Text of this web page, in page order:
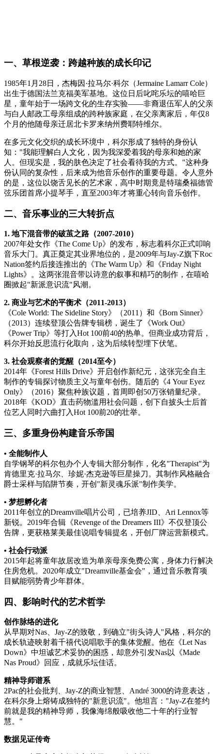
一、草根逆袭：跨越种族的成长印记
1985年1月28日，杰梅因·拉马尔·科尔（Jermaine Lamarr Cole）
出生于德国法兰克福美军基地。这位日后叱咤乐坛的嘻哈巨
星，童年始于一场跨文化的生存实验——非裔退伍军人的父亲
与白人邮政工母亲组成的跨种族家庭，在父亲离家后，年仅8
个月的他随母亲迁居北卡罗来纳州费耶特维尔。
在多元文化交织的成长环境中，科尔形成了独特的身份认
知："我能理解白人文化，因为我深爱着我的母亲和她的家
人。但现实是，我的肤色决定了社会看待我的方式。"这种身
份认同的复杂性，后来成为他音乐创作的重要母题。令人意外
的是，这位以饶舌见长的艺术家，高中时期竟是特瑞桑福德管
弦乐团首席小提琴手，直至2003年才将重心转向音乐创作。
二、音乐事业的三大转折点
1. 地下混音带的破茧之路（2007-2010）
2007年处女作《The Come Up》的发布，标志着科尔正式叩响
音乐大门。真正奠定其业界地位的，是2009年与Jay-Z旗下Roc
Nation签约后接连推出的《The Warm Up》和《Friday Night
Lights》。这两张混音带以诗意的叙事和精巧的制作，在嘻哈
圈掀起"新派意识流"风潮。
2. 商业与艺术的平衡术（2011-2013）
《Cole World: The Sideline Story》（2011）和《Born Sinner》
（2013）连续登顶公告牌专辑榜，诞生了《Work Out》
《Power Trip》等打入Hot 100前40的热单。但商业成功背后，
科尔开始反思流行化取向，这为后续转型埋下伏笔。
3. 社会观察者的觉醒（2014至今）
2014年《Forest Hills Drive》开启创作新纪元，这张完全自主
制作的专辑探讨物质主义与童年创伤。随后的《4 Your Eyez
Only》（2016）聚焦种族议题，首周即创50万张销量纪录。
2018年《KOD》直击药物滥用社会问题，创下自披头士后首
位艺人同时六曲打入Hot 100前20的壮举。
三、多重身份构建音乐帝国
• 全能制作人
自学钢琴的科尔包办个人专辑大部分制作，化名"Therapist"为
肯德里克·拉马尔、珍妮·杰克逊等巨星操刀。其制作风格融合
爵士采样与陷阱节奏，开创"新灵魂乐派"制作美学。
• 梦想孵化者
2011年创立的Dreamville唱片公司，已培养JID、Ari Lennox等
新锐。2019年合辑《Revenge of the Dreamers III》不仅登顶公
告牌，更获格莱美最佳说唱专辑提名，开创厂牌运营新模式。
• 社会行动派
2015年起将童年故居改造为单亲母亲免费公寓，身体力行解决
住房危机。2020年成立"Dreamville基金会"，通过音乐教育项
目赋能弱势青少年群体。
四、影响时代的艺术哲学
创作脉络的进化
从早期对Nas、Jay-Z的致敬，到确立"街头诗人"风格，科尔的
成长轨迹映射着千禧代说唱歌手的集体觉醒。他在《Let Nas
Down》中坦诚艺术妥协的困惑，却意外引发Nas以《Made
Nas Proud》回应，成就乐坛佳话。
精神导师谱系
2Pac的社会批判、Jay-Z的商业智慧、André 3000的诗意表达，
在科尔身上熔铸成独特的"新意识流"。他坦言："Jay-Z在签约
前就是我的精神导师，我像海绵般吸收他二十年的行业智
慧。"
数据见证传奇